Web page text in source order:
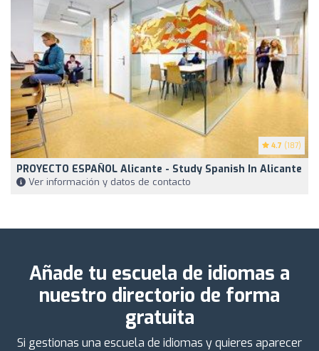
4.7 (187)
PROYECTO ESPAÑOL Alicante - Study Spanish In Alicante
Ver información y datos de contacto
Añade tu escuela de idiomas a
nuestro directorio de forma
gratuita
Si gestionas una escuela de idiomas y quieres aparecer